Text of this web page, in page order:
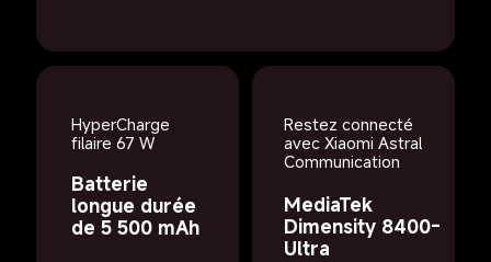
HyperCharge
filaire 67 W
Batterie
longue durée
de 5 500 mAh
Restez connecté
avec Xiaomi Astral
Communication
MediaTek
Dimensity 8400-
Ultra